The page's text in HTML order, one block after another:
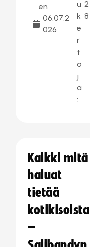
en
06.07.2
026
u
k
e
r
t
o
j
a
:
2
8
Kaikki mitä
haluat
tietää
kotikisoista
–